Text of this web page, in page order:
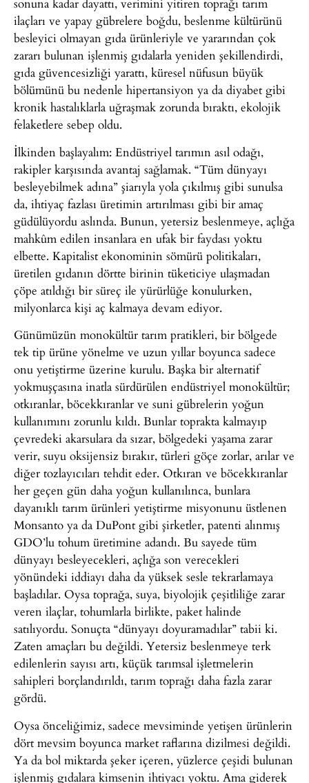
ilaçları ve yapay gübrelere boğdu, beslenme kültürünü
besleyici olmayan gıda ürünleriyle ve yararından çok
zararı bulunan işlenmiş gıdalarla yeniden şekillendirdi,
gıda güvencesizliği yarattı, küresel nüfusun büyük
bölümünü bu nedenle hipertansiyon ya da diyabet gibi
kronik hastalıklarla uğraşmak zorunda bıraktı, ekolojik
felaketlere sebep oldu.
İlkinden başlayalım: Endüstriyel tarımın asıl odağı,
rakipler karşısında avantaj sağlamak. “Tüm dünyayı
besleyebilmek adına” şiarıyla yola çıkılmış gibi sunulsa
da, ihtiyaç fazlası üretimin artırılması gibi bir amaç
güdülüyordu aslında. Bunun, yetersiz beslenmeye, açlığa
mahkûm edilen insanlara en ufak bir faydası yoktu
elbette. Kapitalist ekonominin sömürü politikaları,
üretilen gıdanın dörtte birinin tüketiciye ulaşmadan
çöpe atıldığı bir süreç ile yürürlüğe konulurken,
milyonlarca kişi aç kalmaya devam ediyor.
Günümüzün monokültür tarım pratikleri, bir bölgede
tek tip ürüne yönelme ve uzun yıllar boyunca sadece
onu yetiştirme üzerine kurulu. Başka bir alternatif
yokmuşçasına inatla sürdürülen endüstriyel monokültür;
otkıranlar, böcekkıranlar ve suni gübrelerin yoğun
kullanımını zorunlu kıldı. Bunlar toprakta kalmayıp
çevredeki akarsulara da sızar, bölgedeki yaşama zarar
verir, suyu oksijensiz bırakır, türleri göçe zorlar, arılar ve
diğer tozlayıcıları tehdit eder. Otkıran ve böcekkıranlar
her geçen gün daha yoğun kullanılınca, bunlara
dayanıklı tarım ürünleri yetiştirme misyonunu üstlenen
Monsanto ya da DuPont gibi şirketler, patenti alınmış
GDO’lu tohum üretimine adandı. Bu sayede tüm
dünyayı besleyecekleri, açlığa son verecekleri
yönündeki iddiayı daha da yüksek sesle tekrarlamaya
başladılar. Oysa toprağa, suya, biyolojik çeşitliliğe zarar
veren ilaçlar, tohumlarla birlikte, paket halinde
satılıyordu. Sonuçta “dünyayı doyuramadılar” tabii ki.
Zaten amaçları bu değildi. Yetersiz beslenmeye terk
edilenlerin sayısı artı, küçük tarımsal işletmelerin
sahipleri borçlandırıldı, tarım toprağı daha fazla zarar
gördü.
Oysa önceliğimiz, sadece mevsiminde yetişen ürünlerin
dört mevsim boyunca market raflarına dizilmesi değildi.
Ya da bol miktarda şeker içeren, yüzlerce çeşidi bulunan
işlenmiş gıdalara kimsenin ihtiyacı yoktu. Ama giderek